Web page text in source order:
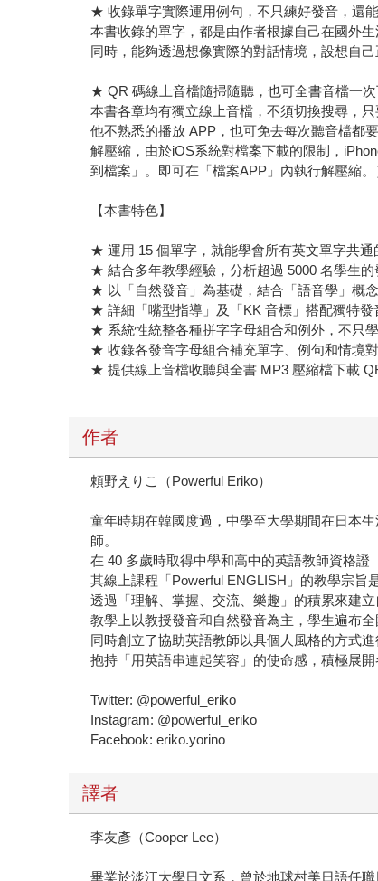
★ 收錄單字實際運用例句，不只練好發音，還
本書收錄的單字，都是由作者根據自己在國外
同時，能夠透過想像實際的對話情境，設想自
★ QR 碼線上音檔隨掃隨聽，也可全書音檔一
本書各章均有獨立線上音檔，不須切換搜尋，
他不熟悉的播放 APP，也可免去每次聽音檔都
解壓縮，由於iOS系統對檔案下載的限制，
到檔案」。即可在「檔案APP」內執行解壓縮。
【本書特色】
★ 運用 15 個單字，就能學會所有英文單字共
★ 結合多年教學經驗，分析超過 5000 名學生
★ 以「自然發音」為基礎，結合「語音學」概
★ 詳細「嘴型指導」及「KK 音標」搭配獨特發
★ 系統性統整各種拼字字母組合和例外，不只
★ 收錄各發音字母組合補充單字、例句和情境
★ 提供線上音檔收聽與全書 MP3 壓縮檔下載
作者
頼野えりこ（Powerful Eriko）
童年時期在韓國度過，中學至大學期間在日本
師。
在 40 多歲時取得中學和高中的英語教師資格證
其線上課程「Powerful ENGLISH」的教學宗旨
透過「理解、掌握、交流、樂趣」的積累來建
教學上以教授發音和自然發音為主，學生遍布
同時創立了協助英語教師以具個人風格的方式進
抱持「用英語串連起笑容」的使命感，積極展
Twitter: @powerful_eriko
Instagram: @powerful_eriko
Facebook: eriko.yorino
譯者
李友彥（Cooper Lee）
畢業於淡江大學日文系，曾於地球村美日語任